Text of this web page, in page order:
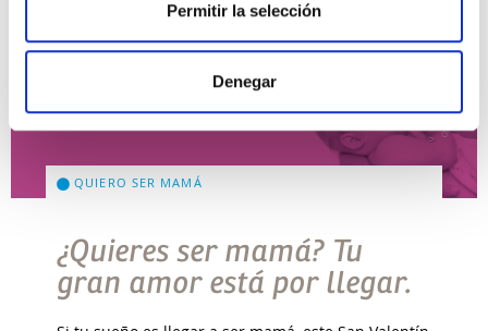
Permitir la selección
Denegar
QUIERO SER MAMÁ
¿Quieres ser mamá? Tu
gran amor está por llegar.